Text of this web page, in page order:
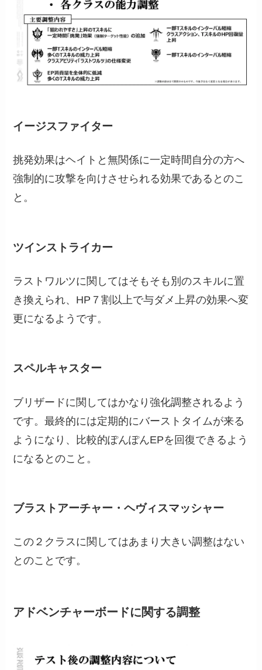
イージスファイター
挑発効果はヘイトと無関係に一定時間自分の方へ
強制的に攻撃を向けさせられる効果であるとのこ
と。
ツインストライカー
ラストワルツに関してはそもそも別のスキルに置
き換えられ、HP７割以上で与ダメ上昇の効果へ変
更になるようです。
スペルキャスター
ブリザードに関してはかなり強化調整されるよう
です。最終的には定期的にバーストタイムが来る
ようになり、比較的ぽんぽんEPを回復できるよう
になるとのこと。
ブラストアーチャー・ヘヴィスマッシャー
この２クラスに関してはあまり大きい調整はない
とのことです。
アドベンチャーボードに関する調整